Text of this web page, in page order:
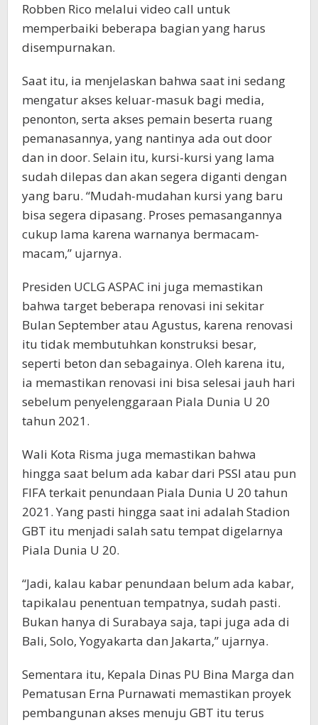
Robben Rico melalui video call untuk
memperbaiki beberapa bagian yang harus
disempurnakan.
Saat itu, ia menjelaskan bahwa saat ini sedang
mengatur akses keluar-masuk bagi media,
penonton, serta akses pemain beserta ruang
pemanasannya, yang nantinya ada out door
dan in door. Selain itu, kursi-kursi yang lama
sudah dilepas dan akan segera diganti dengan
yang baru. “Mudah-mudahan kursi yang baru
bisa segera dipasang. Proses pemasangannya
cukup lama karena warnanya bermacam-
macam,” ujarnya.
Presiden UCLG ASPAC ini juga memastikan
bahwa target beberapa renovasi ini sekitar
Bulan September atau Agustus, karena renovasi
itu tidak membutuhkan konstruksi besar,
seperti beton dan sebagainya. Oleh karena itu,
ia memastikan renovasi ini bisa selesai jauh hari
sebelum penyelenggaraan Piala Dunia U 20
tahun 2021.
Wali Kota Risma juga memastikan bahwa
hingga saat belum ada kabar dari PSSI atau pun
FIFA terkait penundaan Piala Dunia U 20 tahun
2021. Yang pasti hingga saat ini adalah Stadion
GBT itu menjadi salah satu tempat digelarnya
Piala Dunia U 20.
“Jadi, kalau kabar penundaan belum ada kabar,
tapikalau penentuan tempatnya, sudah pasti.
Bukan hanya di Surabaya saja, tapi juga ada di
Bali, Solo, Yogyakarta dan Jakarta,” ujarnya.
Sementara itu, Kepala Dinas PU Bina Marga dan
Pematusan Erna Purnawati memastikan proyek
pembangunan akses menuju GBT itu terus